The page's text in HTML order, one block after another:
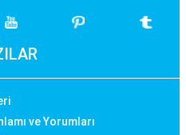
ve Yorumları